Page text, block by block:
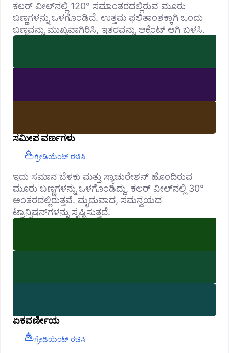
ಕಲರ್ ವೀಲ್‌ನಲ್ಲಿ 120° ಸಮಾಂತರದಲ್ಲಿರುವ ಮೂರು
ಬಣ್ಣಗಳನ್ನು ಒಳಗೊಂಡಿದೆ. ಉತ್ತಮ ಫಲಿತಾಂಶಕ್ಕಾಗಿ ಒಂದು
ಬಣ್ಣವನ್ನು ಮುಖ್ಯವಾಗಿರಿಸಿ, ಇತರವನ್ನು ಆಕ್ಸೆಂಟ್ ಆಗಿ ಬಳಸಿ.
ಸಮೀಪ ವರ್ಣಗಳು
ಗ್ರೇಡಿಯೆಂಟ್ ರಚಿಸಿ
ಇದು ಸಮಾನ ಬೆಳಕು ಮತ್ತು ಸ್ಯಾಚುರೇಶನ್ ಹೊಂದಿರುವ
ಮೂರು ಬಣ್ಣಗಳನ್ನು ಒಳಗೊಂಡಿದ್ದು, ಕಲರ್ ವೀಲ್‌ನಲ್ಲಿ 30°
ಅಂತರದಲ್ಲಿರುತ್ತವೆ. ಮೃದುವಾದ, ಸಮನ್ವಯದ
ಟ್ರಾನ್ಸಿಷನ್‌ಗಳನ್ನು ಸೃಷ್ಟಿಸುತ್ತದೆ.
ಏಕವರ್ಣೀಯ
ಗ್ರೇಡಿಯೆಂಟ್ ರಚಿಸಿ